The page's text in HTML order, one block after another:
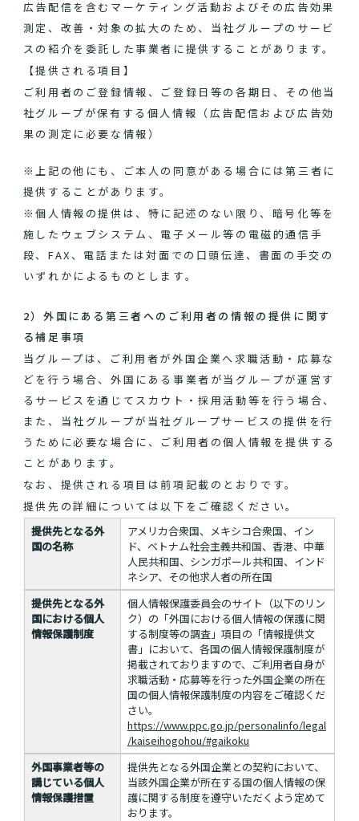
広告配信を含むマーケティング活動およびその広告効果
測定、改善・対象の拡大のため、当社グループのサービ
スの紹介を委託した事業者に提供することがあります。
【提供される項目】
ご利用者のご登録情報、ご登録日等の各期日、その他当
社グループが保有する個人情報（広告配信および広告効
果の測定に必要な情報）
※上記の他にも、ご本人の同意がある場合には第三者に
提供することがあります。
※個人情報の提供は、特に記述のない限り、暗号化等を
施したウェブシステム、電子メール等の電磁的通信手
段、FAX、電話または対面での口頭伝達、書面の手交の
いずれかによるものとします。
2）外国にある第三者へのご利用者の情報の提供に関す
る補足事項
当グループは、ご利用者が外国企業へ求職活動・応募な
どを行う場合、外国にある事業者が当グループが運営す
るサービスを通じてスカウト・採用活動等を行う場合、
また、当社グループが当社グループサービスの提供を行
うために必要な場合に、ご利用者の個人情報を提供する
ことがあります。
なお、提供される項目は前項記載のとおりです。
提供先の詳細については以下をご確認ください。
提供先となる外
国の名称
アメリカ合衆国、メキシコ合衆国、イン
ド、ベトナム社会主義共和国、香港、中華
人民共和国、シンガポール共和国、インド
ネシア、その他求人者の所在国
提供先となる外
国における個人
情報保護制度
個人情報保護委員会のサイト（以下のリン
ク）の「外国における個人情報の保護に関
する制度等の調査」項目の「情報提供文
書」において、各国の個人情報保護制度が
掲載されておりますので、ご利用者自身が
求職活動・応募等を行った外国企業の所在
国の個人情報保護制度の内容をご確認くだ
さい。
https://www.ppc.go.jp/personalinfo/legal
/kaiseihogohou/#gaikoku
外国事業者等の
講じている個人
情報保護措置
提供先となる外国企業との契約において、
当該外国企業が所在する国の個人情報の保
護に関する制度を遵守いただくよう定めて
おります。